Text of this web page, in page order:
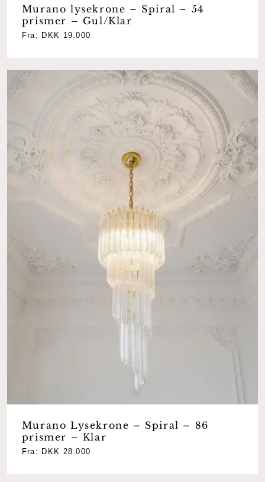
Murano lysekrone – Spiral – 54
prismer – Gul/Klar
Fra: DKK 19.000
Murano Lysekrone – Spiral – 86
prismer – Klar
Fra: DKK 28.000